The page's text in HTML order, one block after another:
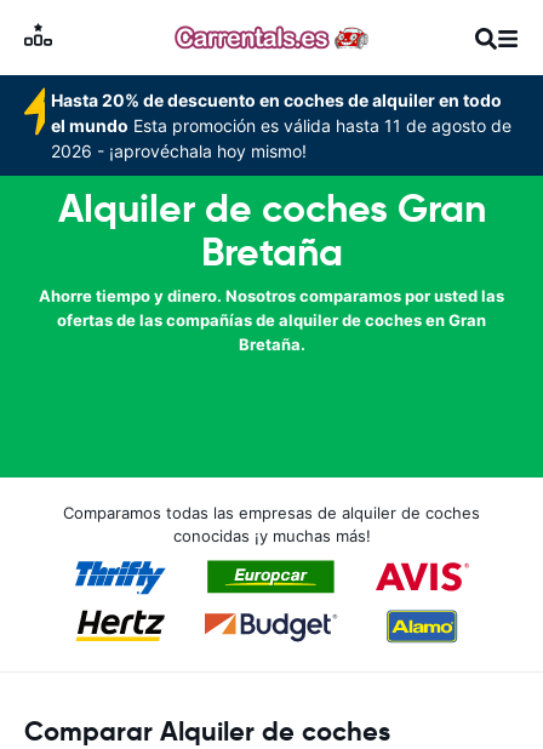
Hasta 20% de descuento en coches de alquiler en todo
el mundo Esta promoción es válida hasta 11 de agosto de
2026 - ¡aprovéchala hoy mismo!
Alquiler de coches Gran
Bretaña
Ahorre tiempo y dinero. Nosotros comparamos por usted las
ofertas de las compañías de alquiler de coches en Gran
Bretaña.
Comparamos todas las empresas de alquiler de coches
conocidas ¡y muchas más!
Comparar Alquiler de coches